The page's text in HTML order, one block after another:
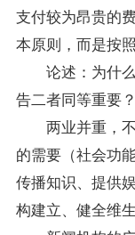
支付较为昂贵的
本原则，而是按
论述：为什么
告二者同等重要？
两业并重，不
的需要（社会功
传播知识、提供
构建立、健全维